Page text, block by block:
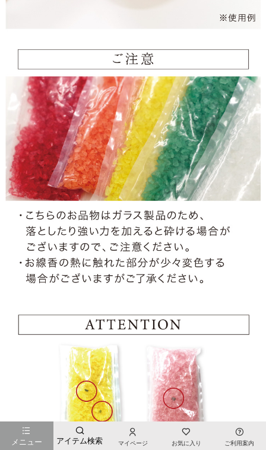
メニュー アイテム検索 マイページ お気に入り ご利用案内